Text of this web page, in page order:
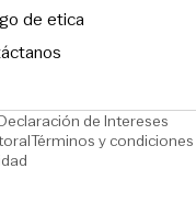
de eticaOpens in new
in new window
de Intereses
Opens in new window
Términos y condiciones